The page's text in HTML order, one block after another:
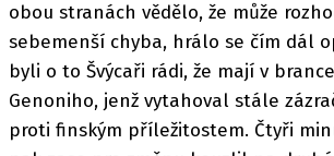
obou stranách vědělo, že může
sebemenší chyba, hrálo se čím dál
byli o to Švýcaři rádi, že mají v
Genoniho, jenž vytahoval stále
proti finským příležitostem. Čtyři